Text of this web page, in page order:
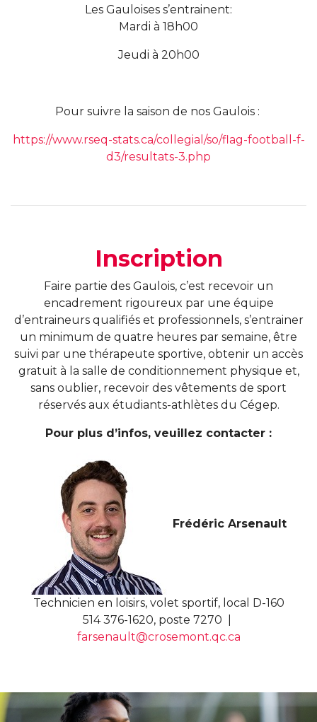
Les Gauloises s’entrainent:
Mardi à 18h00
Jeudi à 20h00
Pour suivre la saison de nos Gaulois :
https://www.rseq-stats.ca/collegial/so/flag-football-f-
d3/resultats-3.php
Inscription
Faire partie des Gaulois, c’est recevoir un
encadrement rigoureux par une équipe
d’entraineurs qualifiés et professionnels, s’entrainer
un minimum de quatre heures par semaine, être
suivi par une thérapeute sportive, obtenir un accès
gratuit à la salle de conditionnement physique et,
sans oublier, recevoir des vêtements de sport
réservés aux étudiants-athlètes du Cégep.
Pour plus d’infos, veuillez contacter :
Frédéric Arsenault
Technicien en loisirs, volet sportif, local D-160
514 376-1620, poste 7270 |
farsenault@crosemont.qc.ca
for Gaulois d'un jour? Pourquoi pas!